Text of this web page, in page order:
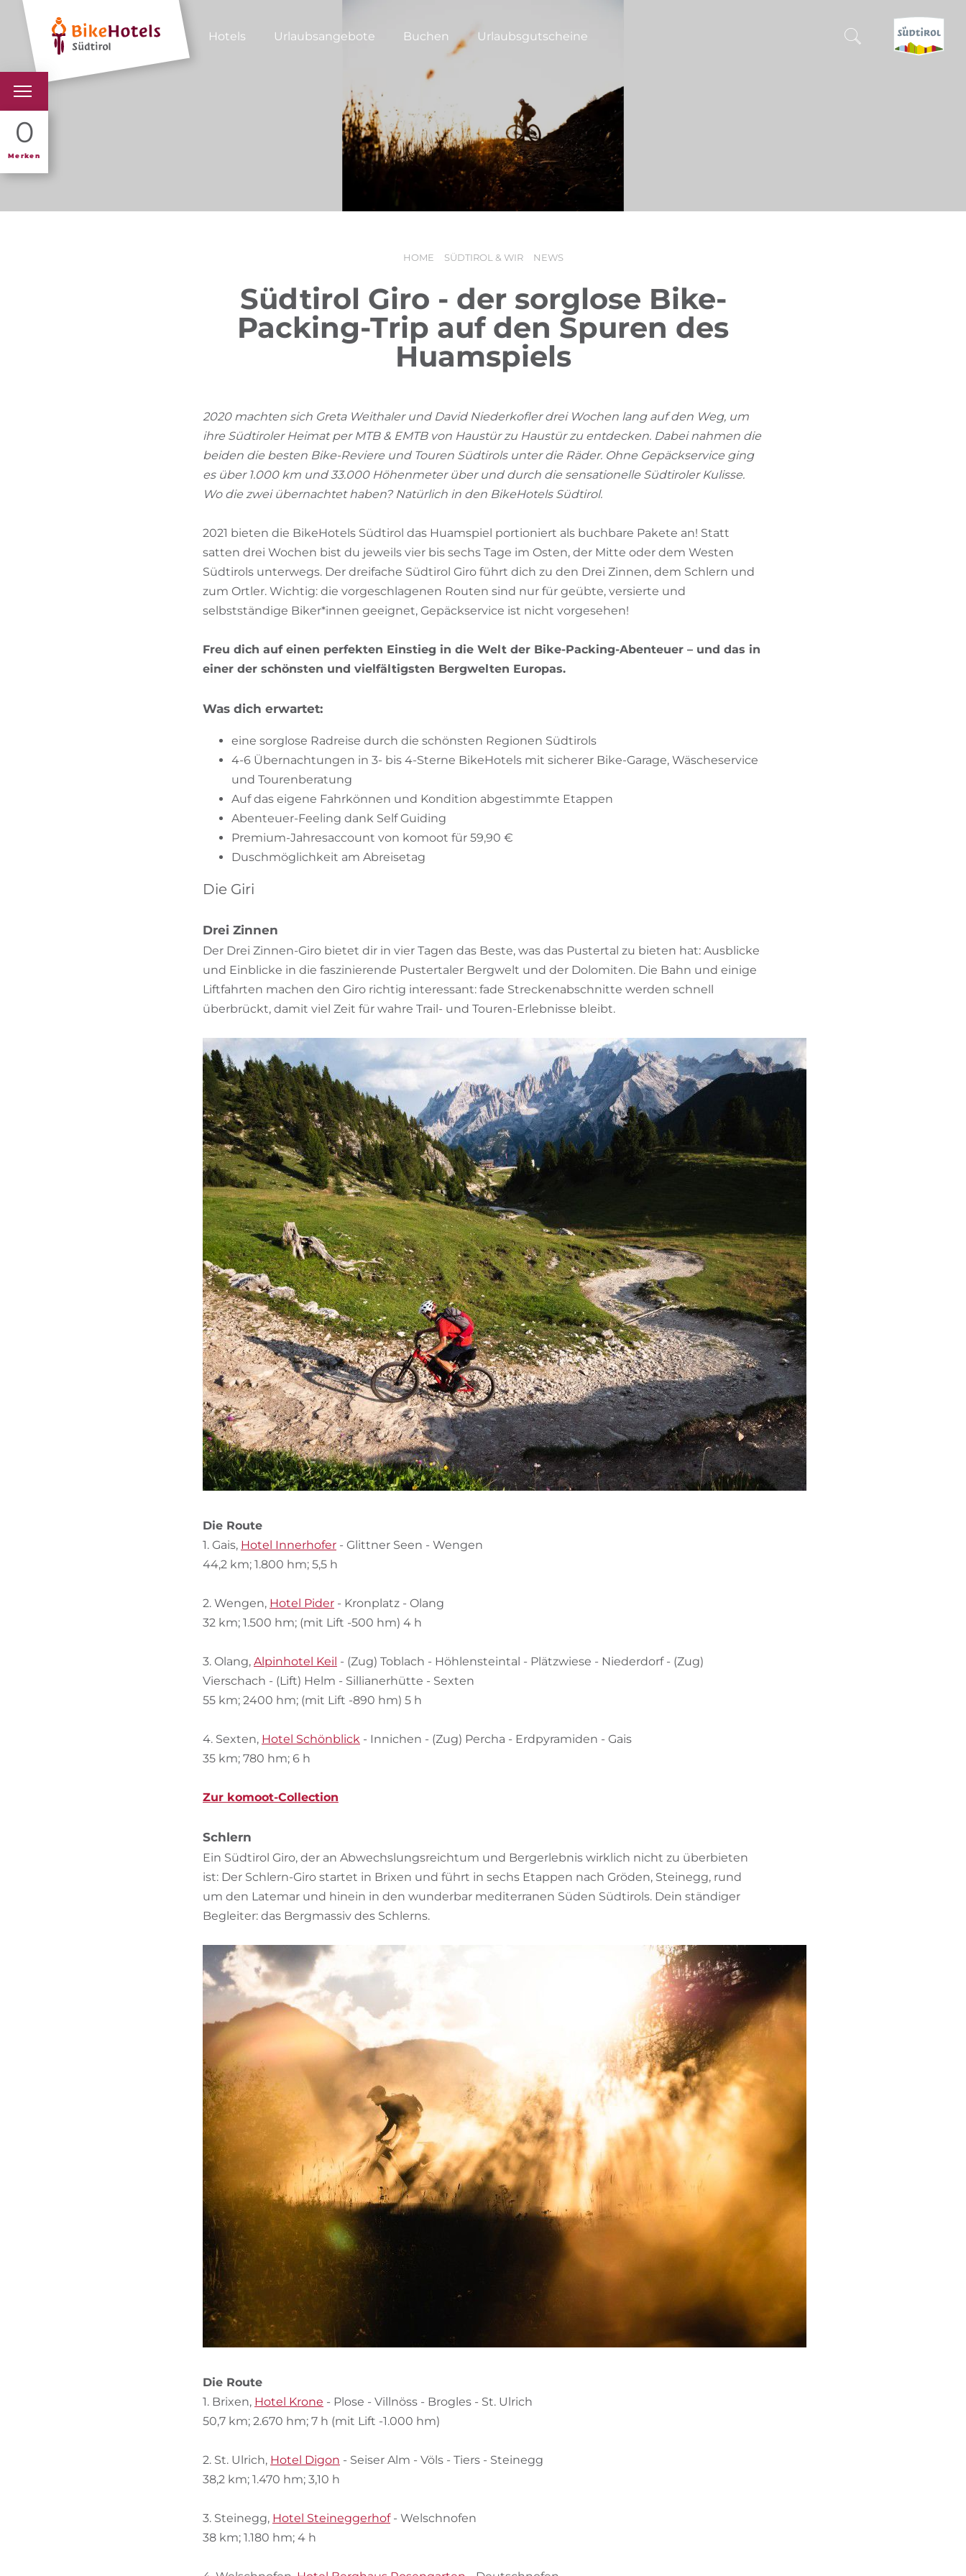
Hotels Urlaubsangebote Buchen Urlaubsgutscheine
0
Merken
HOME SÜDTIROL & WIR NEWS
Südtirol Giro - der sorglose Bike-
Packing-Trip auf den Spuren des
Huamspiels
2020 machten sich Greta Weithaler und David Niederkofler drei Wochen lang auf den Weg, um
ihre Südtiroler Heimat per MTB & EMTB von Haustür zu Haustür zu entdecken. Dabei nahmen die
beiden die besten Bike-Reviere und Touren Südtirols unter die Räder. Ohne Gepäckservice ging
es über 1.000 km und 33.000 Höhenmeter über und durch die sensationelle Südtiroler Kulisse.
Wo die zwei übernachtet haben? Natürlich in den BikeHotels Südtirol.
2021 bieten die BikeHotels Südtirol das Huamspiel portioniert als buchbare Pakete an! Statt
satten drei Wochen bist du jeweils vier bis sechs Tage im Osten, der Mitte oder dem Westen
Südtirols unterwegs. Der dreifache Südtirol Giro führt dich zu den Drei Zinnen, dem Schlern und
zum Ortler. Wichtig: die vorgeschlagenen Routen sind nur für geübte, versierte und
selbstständige Biker*innen geeignet, Gepäckservice ist nicht vorgesehen!
Freu dich auf einen perfekten Einstieg in die Welt der Bike-Packing-Abenteuer – und das in
einer der schönsten und vielfältigsten Bergwelten Europas.
Was dich erwartet:
eine sorglose Radreise durch die schönsten Regionen Südtirols
4-6 Übernachtungen in 3- bis 4-Sterne BikeHotels mit sicherer Bike-Garage, Wäscheservice
und Tourenberatung
Auf das eigene Fahrkönnen und Kondition abgestimmte Etappen
Abenteuer-Feeling dank Self Guiding
Premium-Jahresaccount von komoot für 59,90 €
Duschmöglichkeit am Abreisetag
Die Giri
Drei Zinnen
Der Drei Zinnen-Giro bietet dir in vier Tagen das Beste, was das Pustertal zu bieten hat: Ausblicke
und Einblicke in die faszinierende Pustertaler Bergwelt und der Dolomiten. Die Bahn und einige
Liftfahrten machen den Giro richtig interessant: fade Streckenabschnitte werden schnell
überbrückt, damit viel Zeit für wahre Trail- und Touren-Erlebnisse bleibt.
Die Route
1. Gais, Hotel Innerhofer - Glittner Seen - Wengen
44,2 km; 1.800 hm; 5,5 h
2. Wengen, Hotel Pider - Kronplatz - Olang
32 km; 1.500 hm; (mit Lift -500 hm) 4 h
3. Olang, Alpinhotel Keil - (Zug) Toblach - Höhlensteintal - Plätzwiese - Niederdorf - (Zug)
Vierschach - (Lift) Helm - Sillianerhütte - Sexten
55 km; 2400 hm; (mit Lift -890 hm) 5 h
4. Sexten, Hotel Schönblick - Innichen - (Zug) Percha - Erdpyramiden - Gais
35 km; 780 hm; 6 h
Zur komoot-Collection
Schlern
Ein Südtirol Giro, der an Abwechslungsreichtum und Bergerlebnis wirklich nicht zu überbieten
ist: Der Schlern-Giro startet in Brixen und führt in sechs Etappen nach Gröden, Steinegg, rund
um den Latemar und hinein in den wunderbar mediterranen Süden Südtirols. Dein ständiger
Begleiter: das Bergmassiv des Schlerns.
Die Route
1. Brixen, Hotel Krone - Plose - Villnöss - Brogles - St. Ulrich
50,7 km; 2.670 hm; 7 h (mit Lift -1.000 hm)
2. St. Ulrich, Hotel Digon - Seiser Alm - Völs - Tiers - Steinegg
38,2 km; 1.470 hm; 3,10 h
3. Steinegg, Hotel Steineggerhof- Welschnofen
38 km; 1.180 hm; 4 h